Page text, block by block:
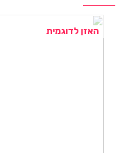
האזן לדוגמית